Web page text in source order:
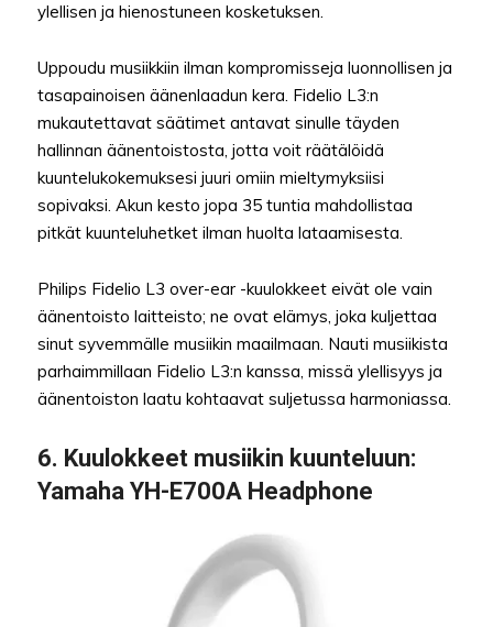
ylellisen ja hienostuneen kosketuksen.
Uppoudu musiikkiin ilman kompromisseja luonnollisen ja
tasapainoisen äänenlaadun kera. Fidelio L3:n
mukautettavat säätimet antavat sinulle täyden
hallinnan äänentoistosta, jotta voit räätälöidä
kuuntelukokemuksesi juuri omiin mieltymyksiisi
sopivaksi. Akun kesto jopa 35 tuntia mahdollistaa
pitkät kuunteluhetket ilman huolta lataamisesta.
Philips Fidelio L3 over-ear -kuulokkeet eivät ole vain
äänentoisto laitteisto; ne ovat elämys, joka kuljettaa
sinut syvemmälle musiikin maailmaan. Nauti musiikista
parhaimmillaan Fidelio L3:n kanssa, missä ylellisyys ja
äänentoiston laatu kohtaavat suljetussa harmoniassa.
6. Kuulokkeet musiikin kuunteluun:
Yamaha YH-E700A Headphone